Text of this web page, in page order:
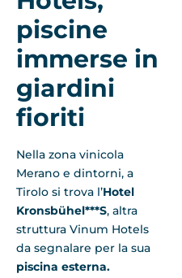
piscine
immerse in
giardini
fioriti
Nella zona vinicola
Merano e dintorni, a
Tirolo si trova l’Hotel
Kronsbühel***S, altra
struttura Vinum Hotels
da segnalare per la sua
piscina esterna.